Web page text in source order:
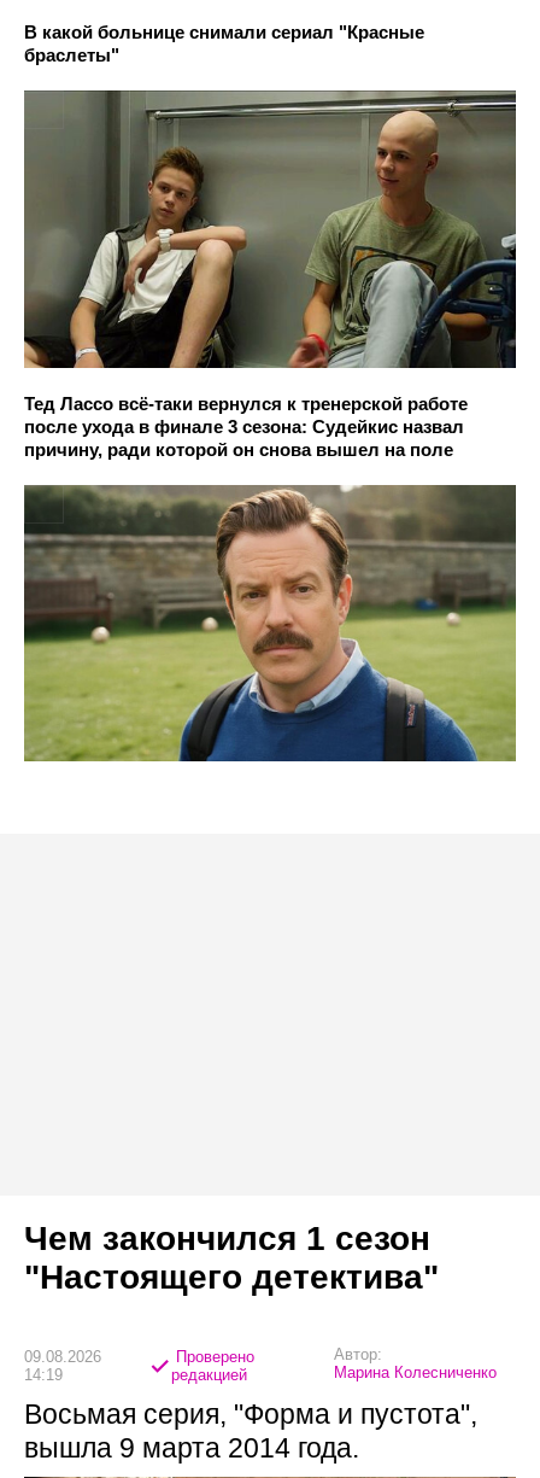
В какой больнице снимали сериал "Красные
браслеты"
Тед Лассо всё-таки вернулся к тренерской работе
после ухода в финале 3 сезона: Судейкис назвал
причину, ради которой он снова вышел на поле
Чем закончился 1 сезон
"Настоящего детектива"
09.08.2026
14:19
Проверено
редакцией
Автор:
Марина Колесниченко
Восьмая серия, "Форма и пустота",
вышла 9 марта 2014 года.